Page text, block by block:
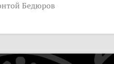
Бедюров